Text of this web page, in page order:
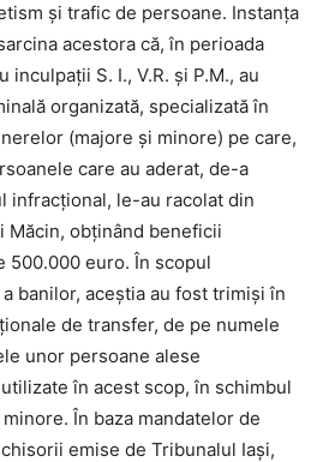
şi trafic de persoane. Instanţa
acestora că, în perioada
inculpaţii S. I., V.R. şi P.M., au
organizată, specializată în
(majore şi minore) pe care,
care au aderat, de-a
infracţional, le-au racolat din
Măcin, obţinând beneficii
500.000 euro. În scopul
banilor, aceştia au fost trimişi în
de transfer, de pe numele
unor persoane alese
în acest scop, în schimbul
În baza mandatelor de
emise de Tribunalul Iaşi,